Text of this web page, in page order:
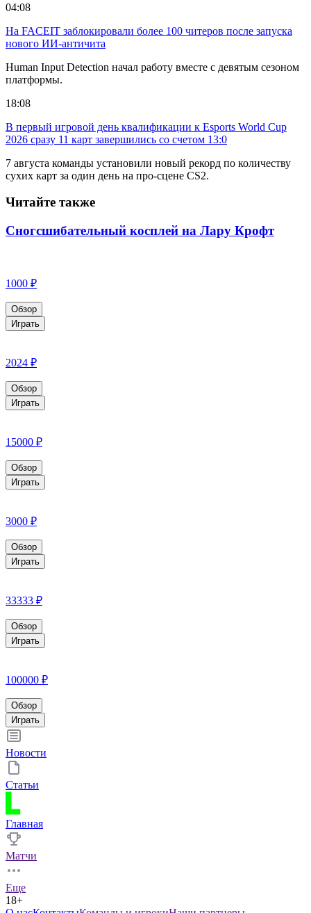
04:08
На FACEIT заблокировали более 100 читеров после запуска
нового ИИ-античита
Human Input Detection начал работу вместе с девятым сезоном
платформы.
18:08
В первый игровой день квалификации к Esports World Cup
2026 сразу 11 карт завершились со счетом 13:0
7 августа команды установили новый рекорд по количеству
сухих карт за один день на про-сцене CS2.
Читайте также
Сногсшибательный косплей на Лару Крофт
1000 ₽
Обзор
Играть
2024 ₽
Обзор
Играть
15000 ₽
Обзор
Играть
3000 ₽
Обзор
Играть
33333 ₽
Обзор
Играть
100000 ₽
Обзор
Играть
Новости
Статьи
Главная
Матчи
Еще
18+